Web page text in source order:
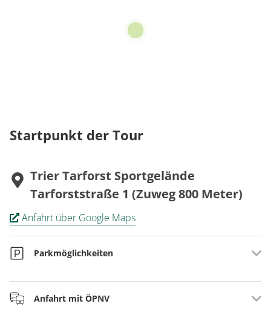
Startpunkt der Tour
Trier Tarforst Sportgelände
Tarforststraße 1 (Zuweg 800 Meter)
Anfahrt über Google Maps
Parkmöglichkeiten
Vom kostenfreien Parkplatz in Tarforst erreichen Sie die
Traumschleife „Trierer Galgenkopftour“ über den ca. 800
Anfahrt mit ÖPNV